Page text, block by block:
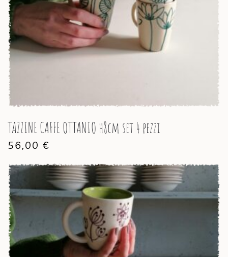
TAZZINE CAFFE OTTANIO h8cm set 4 pezzi
56,00 €